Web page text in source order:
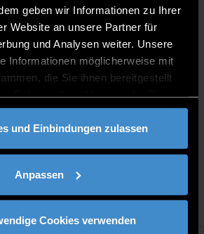
geben wir Informationen zu Ihrer
Website an unsere Partner für
und Analysen weiter. Unsere
Informationen möglicherweise mit
die Sie ihnen bereitgestellt
und Einbindungen zulassen
Anpassen
Cookies verwenden
Berufungsverfahren